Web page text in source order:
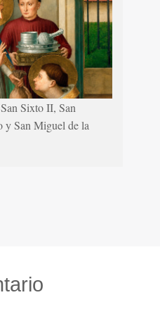
Sixto II, San
y San Miguel de la